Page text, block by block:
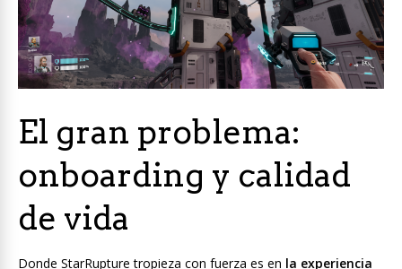
El gran problema:
onboarding y calidad
de vida
Donde StarRupture tropieza con fuerza es en la experiencia